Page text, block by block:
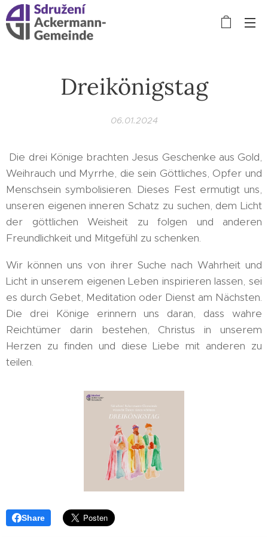
Dreikönigstag
06.01.2024
Die drei Könige brachten Jesus Geschenke aus Gold,
Weihrauch und Myrrhe, die sein Göttliches, Opfer und
Menschsein symbolisieren. Dieses Fest ermutigt uns,
unseren eigenen inneren Schatz zu suchen, dem Licht
der göttlichen Weisheit zu folgen und anderen
Freundlichkeit und Mitgefühl zu schenken.
Wir können uns von ihrer Suche nach Wahrheit und
Licht in unserem eigenen Leben inspirieren lassen, sei
es durch Gebet, Meditation oder Dienst am Nächsten.
Die drei Könige erinnern uns daran, dass wahre
Reichtümer darin bestehen, Christus in unserem
Herzen zu finden und diese Liebe mit anderen zu
teilen.
Share